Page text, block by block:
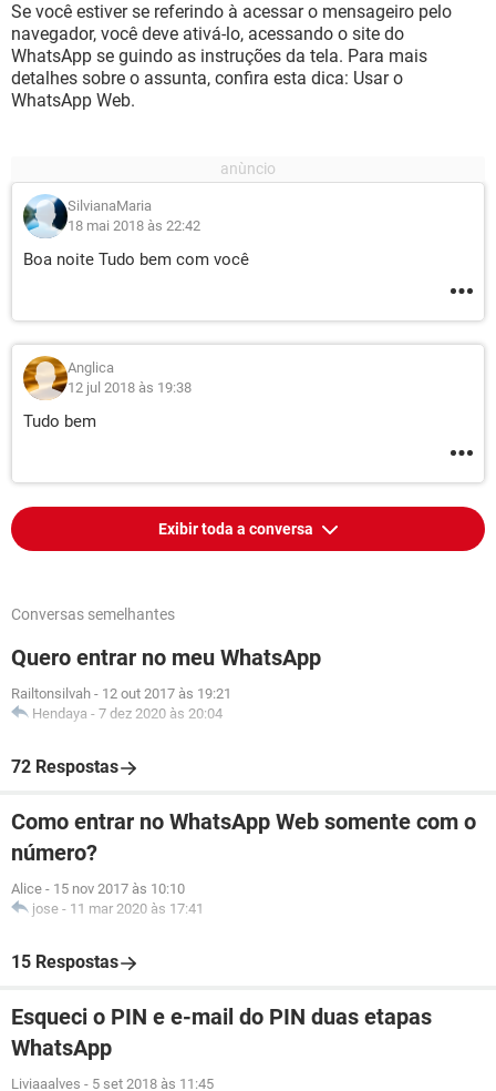
Se você estiver se referindo à acessar o mensageiro pelo
navegador, você deve ativá-lo, acessando o site do
WhatsApp se guindo as instruções da tela. Para mais
detalhes sobre o assunta, confira esta dica: Usar o
WhatsApp Web.
SilvianaMaria
18 mai 2018 às 22:42
Boa noite Tudo bem com você
Anglica
12 jul 2018 às 19:38
Tudo bem
Exibir toda a conversa
Conversas semelhantes
Quero entrar no meu WhatsApp
Railtonsilvah - 12 out 2017 às 19:21
Hendaya - 7 dez 2020 às 20:04
72 Respostas
Como entrar no WhatsApp Web somente com o
número?
Alice - 15 nov 2017 às 10:10
jose - 11 mar 2020 às 17:41
15 Respostas
Esqueci o PIN e e-mail do PIN duas etapas
WhatsApp
Liviaaalves - 5 set 2018 às 11:45